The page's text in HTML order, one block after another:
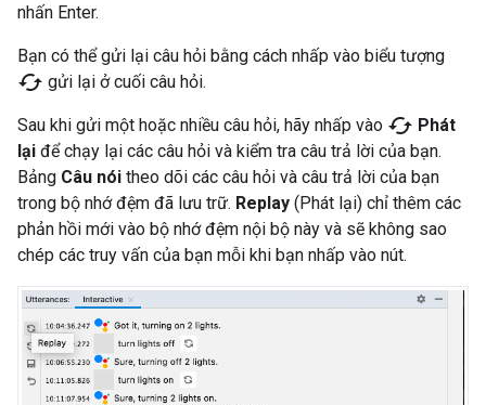
nhấn Enter.
Bạn có thể gửi lại câu hỏi bằng cách nhấp vào biểu tượng
cached gửi lại ở cuối câu hỏi.
Sau khi gửi một hoặc nhiều câu hỏi, hãy nhấp vào cached Phát
lại để chạy lại các câu hỏi và kiểm tra câu trả lời của bạn.
Bảng Câu nói theo dõi các câu hỏi và câu trả lời của bạn
trong bộ nhớ đệm đã lưu trữ. Replay (Phát lại) chỉ thêm các
phản hồi mới vào bộ nhớ đệm nội bộ này và sẽ không sao
chép các truy vấn của bạn mỗi khi bạn nhấp vào nút.